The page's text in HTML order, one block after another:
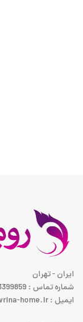
ایران - تهران
شماره تماس : 02133399859
ایمیل : info[at]savrina-home.ir